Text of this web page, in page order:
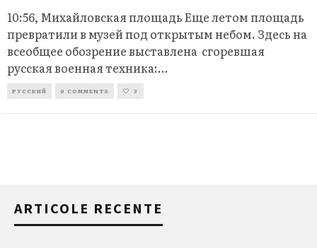
10:56, Михайловская площадь Еще летом площадь
превратили в музей под открытым небом. Здесь на
всеобщее обозрение выставлена сгоревшая
русская военная техника:...
РУССКИЙ 0 COMMENTS 3
ARTICOLE RECENTE